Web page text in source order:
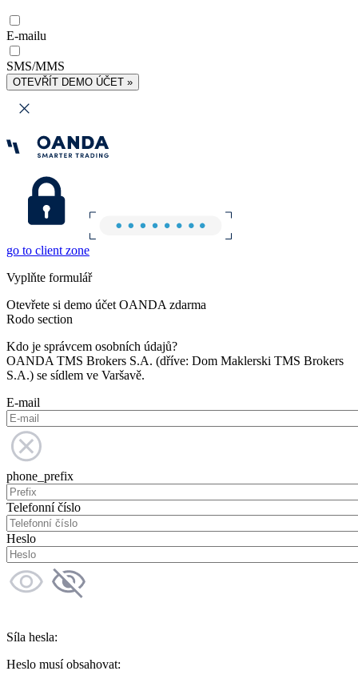
E-mailu
SMS/MMS
OTEVŘÍT DEMO ÚČET »
go to client zone
Vyplňte formulář
Otevřete si demo účet OANDA zdarma
Rodo section
Kdo je správcem osobních údajů?
OANDA TMS Brokers S.A. (dříve: Dom Maklerski TMS Brokers
S.A.) se sídlem ve Varšavě.
E-mail
phone_prefix
Telefonní číslo
Heslo
Síla hesla:
Heslo musí obsahovat: